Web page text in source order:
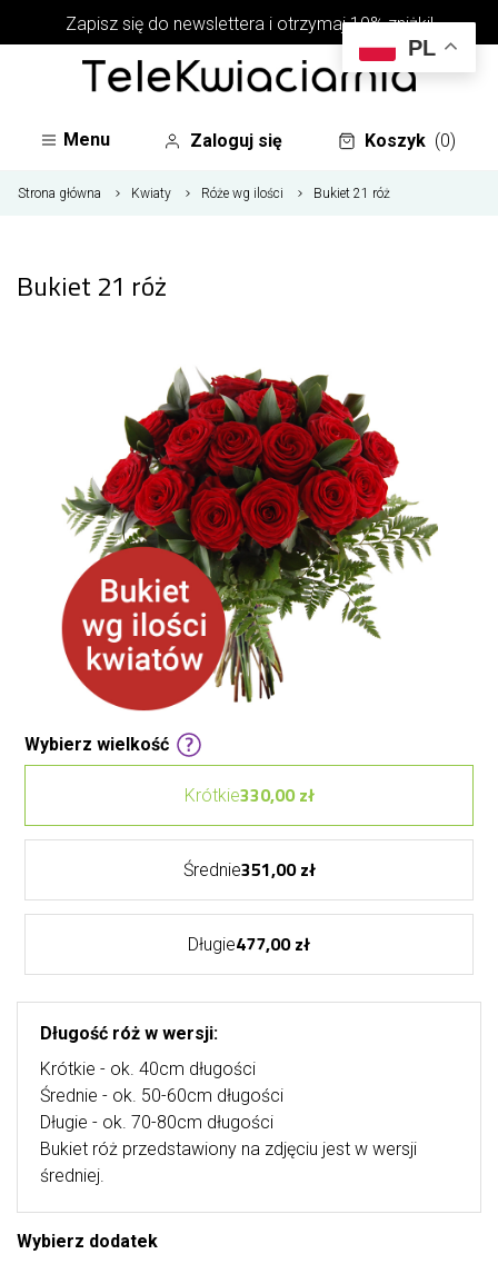
Zapisz się do newslettera i otrzymaj 10% zniżki!
Menu Zaloguj się Koszyk (0)
Strona główna Kwiaty Róże wg ilości Bukiet 21 róż
Bukiet 21 róż
Wybierz wielkość
Krótkie330,00 zł
Średnie351,00 zł
Długie477,00 zł
Długość róż w wersji:
Krótkie - ok. 40cm długości
Średnie - ok. 50-60cm długości
Długie - ok. 70-80cm długości
Bukiet róż przedstawiony na zdjęciu jest w wersji
średniej.
Wybierz dodatek
PL